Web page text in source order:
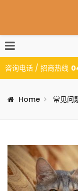
咨询电话 / 招商热线
Home 常见问